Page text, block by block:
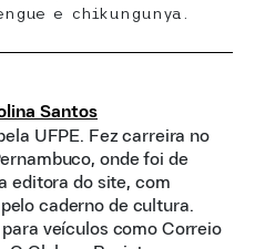
e chikungunya.
Santos
UFPE. Fez carreira no
onde foi de
editora do site, com
caderno de cultura.
veículos como Correio